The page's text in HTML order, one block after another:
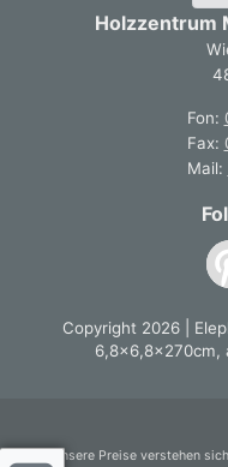
Holzzentrum
Fon:
Fax:
Mail:
Copyright 2026 |
6,8x6,8x270cm,
* Alle unsere Preise verstehen